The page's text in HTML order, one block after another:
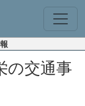
の交通事